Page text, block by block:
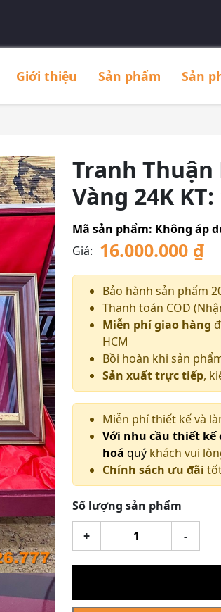
Giới thiệu Sản phẩm Sản
Tranh
Vàng 24K KT:
Mã sản phẩm: Không áp
Giá: 16.000.000 ₫
Bảo hành sản phẩm
Thanh toán COD
Miễn phí giao hàng
HCM
Bồi hoàn khi sản
Sản xuất trực tiếp,
Miễn phí thiết kế và
Với nhu cầu thiết kế
hoá quý khách vui
Chính sách ưu đãi
Số lượng sản phẩm
-
Thuận
Buồm
Gió
+